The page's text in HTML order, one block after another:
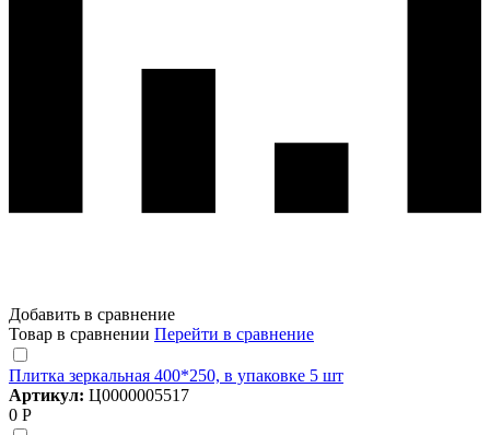
Добавить в сравнение
Товар в сравнении Перейти в сравнение
Плитка зеркальная 400*250, в упаковке 5 шт
Артикул: Ц0000005517
0 Р